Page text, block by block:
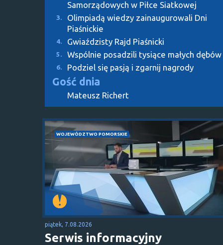
Samorządowych w Piłce Siatkowej
3.
Olimpiadą wiedzy zainaugurowali Dni
Piaśnickie
4. Gwiaździsty Rajd Piaśnicki
5. Wspólnie posadzili tysiące małych dębów
6. Podziel się pasją i zgarnij nagrody
Gość dnia
Mateusz Richert
WOJEWÓDZTWO POMORSKIE
piątek, 7.08.2026
Serwis informacyjny